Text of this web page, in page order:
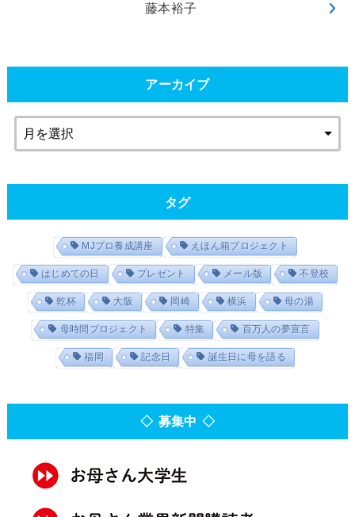
藤本裕子
アーカイブ
タグ
MJプロ養成講座 えほん箱プロジェクト
はじめての日 プレゼント メール版 不登校
乾杯 大阪 岡崎 横浜 母の湯
母時間プロジェクト 特集 百万人の夢宣言
福岡 記念日 誕生日に母を語る
◇ 募集中 ◇